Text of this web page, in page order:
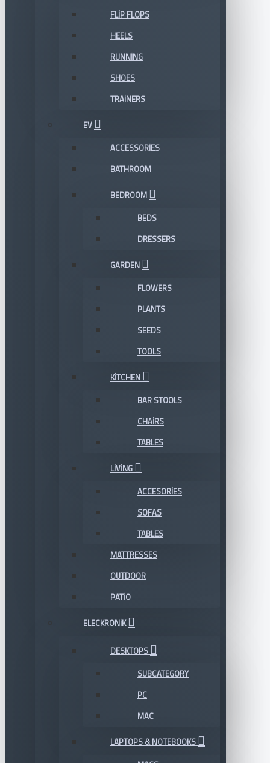
FLIP FLOPS
HEELS
RUNNING
SHOES
TRAINERS
EV
ACCESSORIES
BATHROOM
BEDROOM
BEDS
DRESSERS
GARDEN
FLOWERS
PLANTS
SEEDS
TOOLS
KITCHEN
BAR STOOLS
CHAIRS
TABLES
LIVING
ACCESORIES
SOFAS
TABLES
MATTRESSES
OUTDOOR
PATIO
ELECKRONIK
DESKTOPS
SUBCATEGORY
PC
MAC
LAPTOPS & NOTEBOOKS